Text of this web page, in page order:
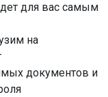
для вас самым
на
документов и